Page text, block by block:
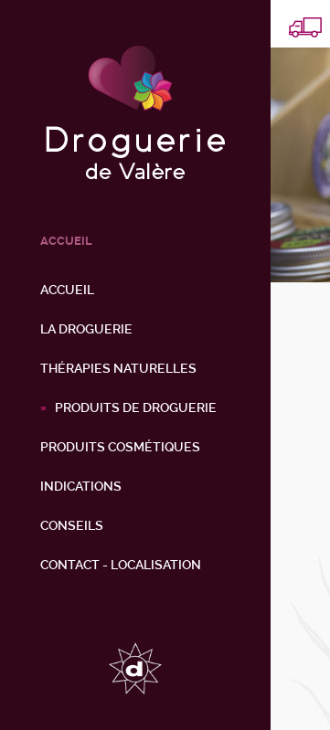
ACCUEIL
ACCUEIL
LA DROGUERIE
THÉRAPIES NATURELLES
PRODUITS DE DROGUERIE
PRODUITS COSMÉTIQUES
INDICATIONS
CONSEILS
CONTACT - LOCALISATION